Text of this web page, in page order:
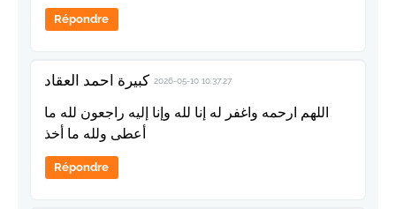
Répondre
كبيرة احمد العقاد 2026-05-10 10:37:27
اللهم ارحمه واغفر له إنا لله وإنا إليه راجعون لله ما
أعطى ولله ما أخذ
Répondre